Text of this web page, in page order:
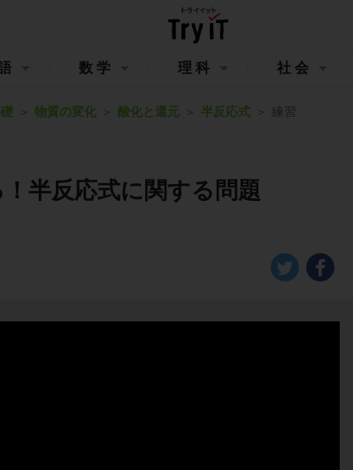
数学 理科 社会
物質の変化 酸化と還元 半反応式 練習
半反応式に関する問題